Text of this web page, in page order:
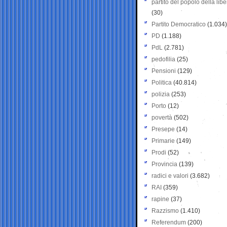
partito del popolo della
(30)
Partito Democratico (1.034)
PD (1.188)
PdL (2.781)
pedofilia (25)
Pensioni (129)
Politica (40.814)
polizia (253)
Porto (12)
povertà (502)
Presepe (14)
Primarie (149)
Prodi (52)
Provincia (139)
radici e valori (3.682)
RAI (359)
rapine (37)
Razzismo (1.410)
Referendum (200)